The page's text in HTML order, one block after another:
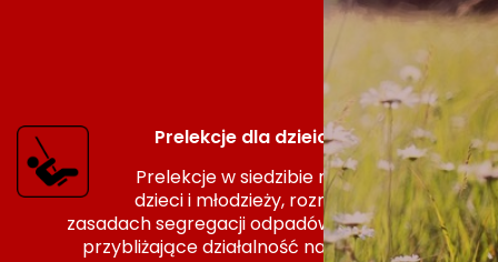
Prelekcje dla dzieici i młodzieży
Prelekcje w siedzibie naszej spółki dla
dzieci i młodzieży, rozmowy o ekologii,
zasadach segregacji odpadów jak również
przybliżające działalność naszej spółki.